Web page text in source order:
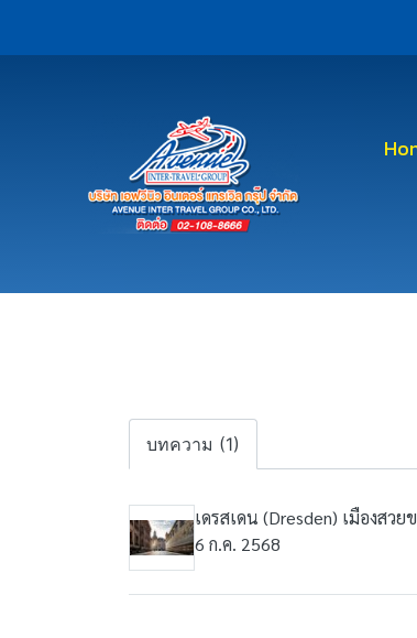
บทความ (1)
เดรสเดน (Dresden) เมืองสว
6 ก.ค. 2568